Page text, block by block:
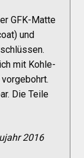
GFK-Matte
und
mit Kohle-
Die Teile
2016